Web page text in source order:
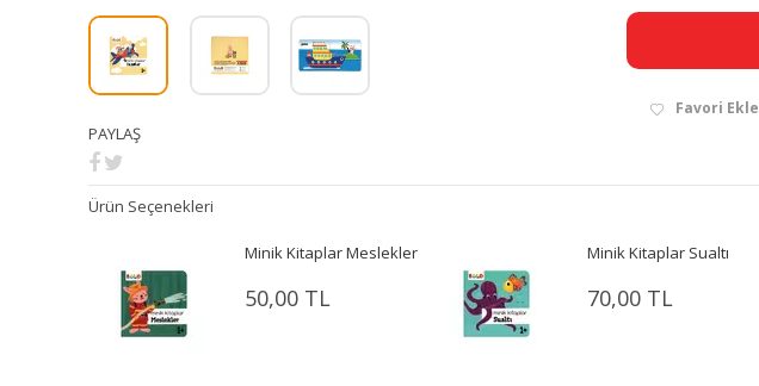
PAYLAŞ
Favori Ekle
Ürün Seçenekleri
Minik Kitaplar Meslekler
50,00 TL
Minik Kitaplar Sualtı
70,00 TL